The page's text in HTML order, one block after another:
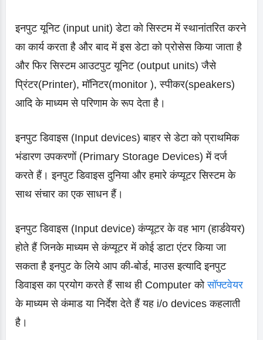
इनपुट यूनिट (input unit) डेटा को सिस्टम में स्थानांतरित करने
का कार्य करता है और बाद में इस डेटा को प्रोसेस किया जाता है
और फिर सिस्टम आउटपुट यूनिट (output units) जैसे
प्रिंटर(Printer), मॉनिटर(monitor ), स्पीकर(speakers)
आदि के माध्यम से परिणाम के रूप देता है।
इनपुट डिवाइस (Input devices) बाहर से डेटा को प्राथमिक
भंडारण उपकरणों (Primary Storage Devices) में दर्ज
करते हैं। इनपुट डिवाइस दुनिया और हमारे कंप्यूटर सिस्टम के
साथ संचार का एक साधन हैं।
इनपुट डिवाइस (Input device) कंप्यूटर के वह भाग (हार्डवेयर)
होते हैं जिनके माध्यम से कंप्यूटर में कोई डाटा एंटर किया जा
सकता है इनपुट के लिये आप की-बोर्ड, माउस इत्यादि इनपुट
डिवाइस का प्रयोग करते हैं साथ ही Computer कोसॉफ्टवेयर
के माध्यम से कंमाड या निर्देश देते हैं यह i/o devices कहलाती
है।